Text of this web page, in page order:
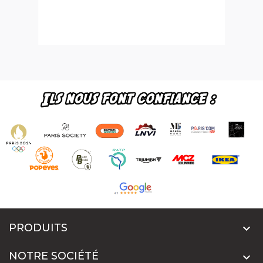
PRODUITS 
NOTRE SOCIÉTÉ 